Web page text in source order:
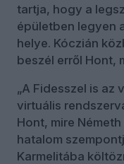
tartja, hogy a
épületben legyen
helye. Kóczián
beszél erről Hont,
„A Fidesszel is
virtuális
Hont, mire
hatalom
Karmelitába